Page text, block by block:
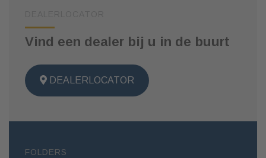
Vind een dealer bij u in de buurt
DEALERLOCATOR
FOLDERS